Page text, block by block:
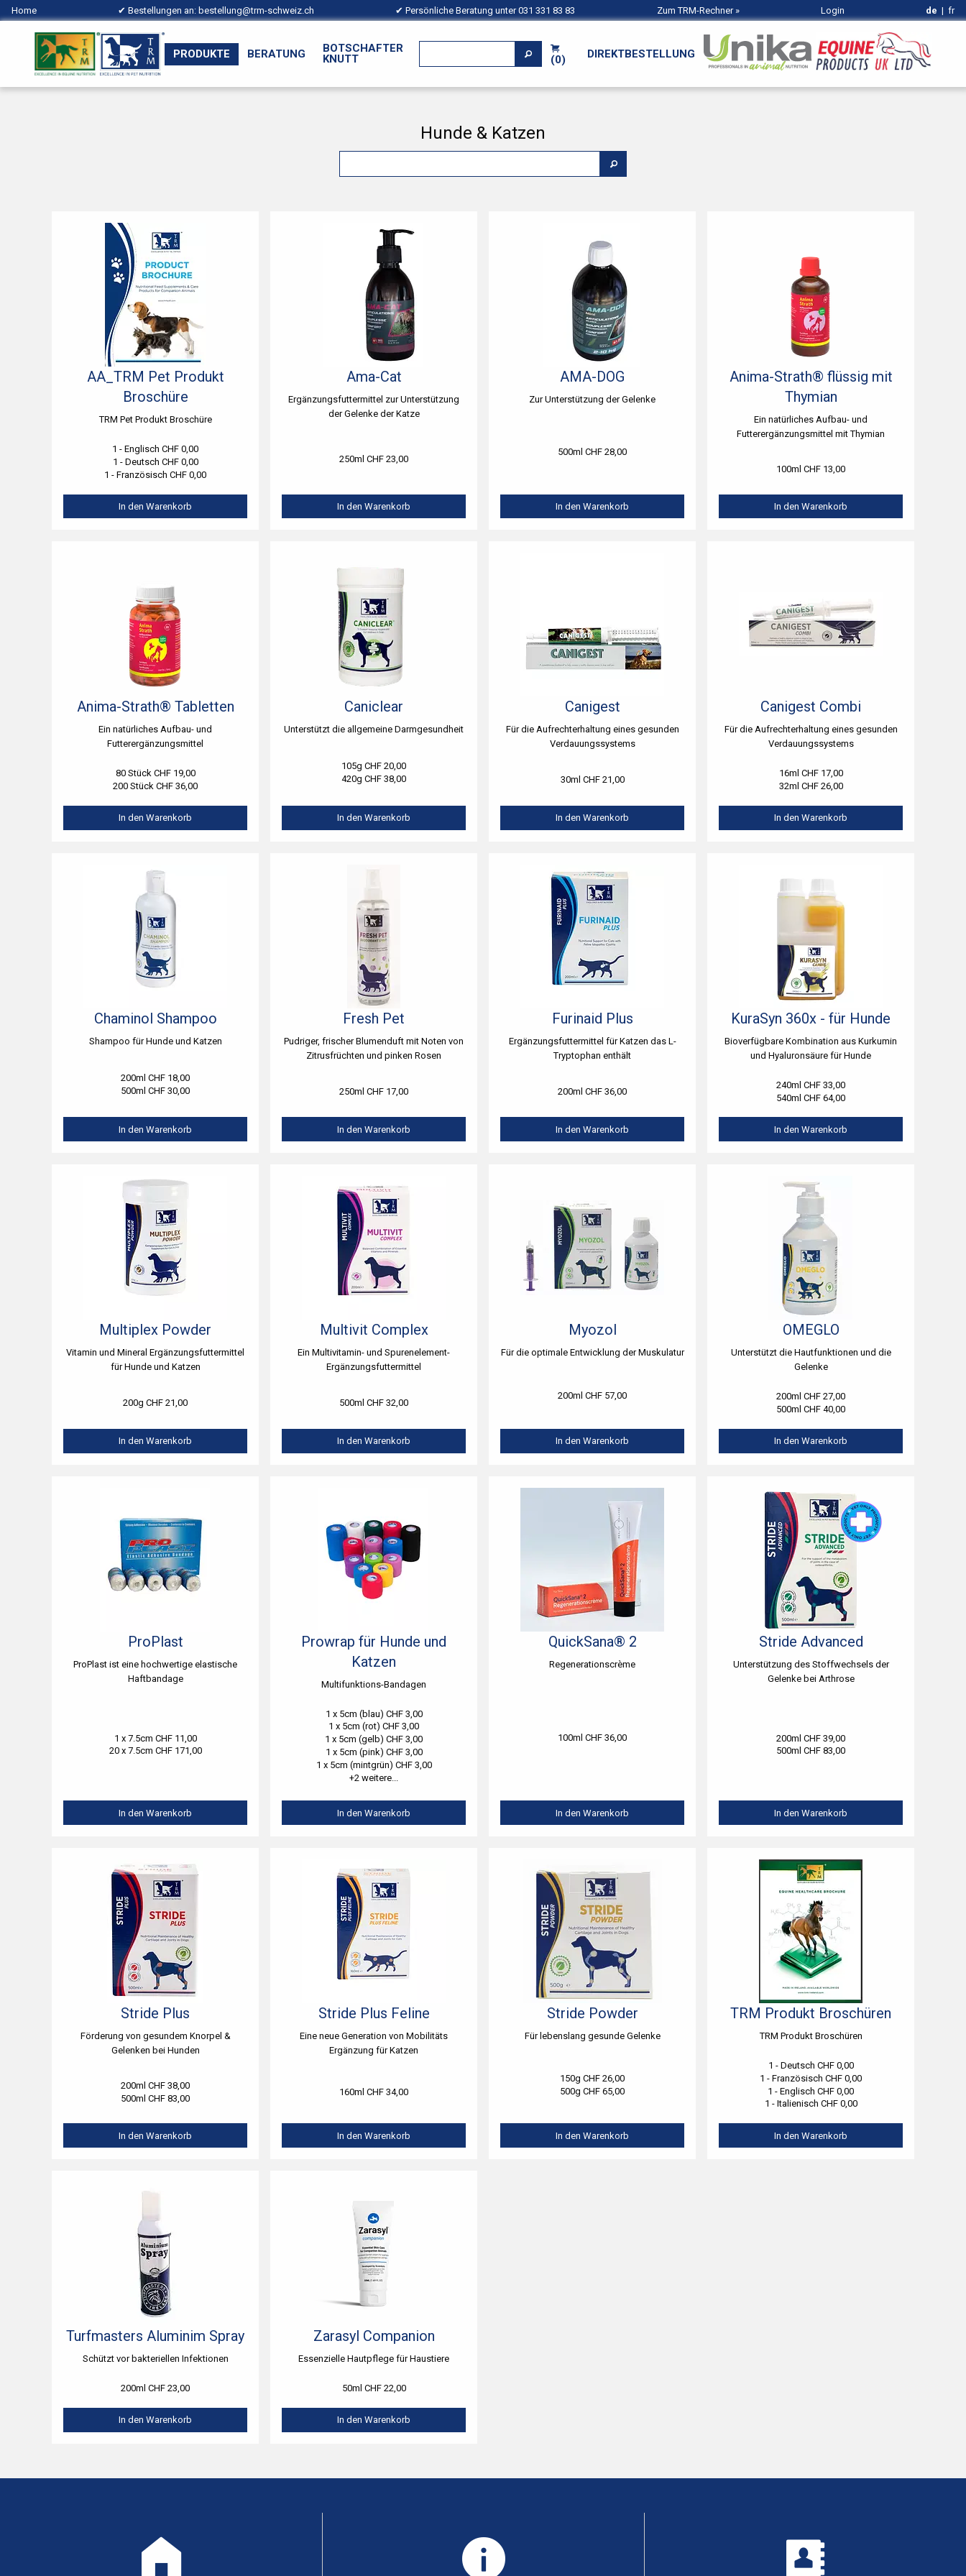
Home ✔ Bestellungen an: bestellung@trm-schweiz.ch ✔ Persönliche Beratung unter031 331 83 83 Zum TRM-Rechner» Login de | fr
PRODUKTE BERATUNG
BOTSCHAFTER
KNUTT
(0) DIREKTBESTELLUNG
Hunde & Katzen
AA_TRM Pet Produkt
Broschüre
TRM Pet Produkt Broschüre
1 - Englisch CHF 0,00
1 - Deutsch CHF 0,00
1 - Französisch CHF 0,00
In den Warenkorb
Ama-Cat
Ergänzungsfuttermittel zur Unterstützung
der Gelenke der Katze
250ml CHF 23,00
In den Warenkorb
AMA-DOG
Zur Unterstützung der Gelenke
500ml CHF 28,00
In den Warenkorb
Anima-Strath® flüssig mit
Thymian
Ein natürliches Aufbau- und
Futterergänzungsmittel mit Thymian
100ml CHF 13,00
In den Warenkorb
Anima-Strath® Tabletten
Ein natürliches Aufbau- und
Futterergänzungsmittel
80 Stück CHF 19,00
200 Stück CHF 36,00
In den Warenkorb
Caniclear
Unterstützt die allgemeine Darmgesundheit
105g CHF 20,00
420g CHF 38,00
In den Warenkorb
Canigest
Für die Aufrechterhaltung eines gesunden
Verdauungssystems
30ml CHF 21,00
In den Warenkorb
Canigest Combi
Für die Aufrechterhaltung eines gesunden
Verdauungssystems
16ml CHF 17,00
32ml CHF 26,00
In den Warenkorb
Chaminol Shampoo
Shampoo für Hunde und Katzen
200ml CHF 18,00
500ml CHF 30,00
In den Warenkorb
Fresh Pet
Pudriger, frischer Blumenduft mit Noten von
Zitrusfrüchten und pinken Rosen
250ml CHF 17,00
In den Warenkorb
Furinaid Plus
Ergänzungsfuttermittel für Katzen das L-
Tryptophan enthält
200ml CHF 36,00
In den Warenkorb
KuraSyn 360x - für Hunde
Bioverfügbare Kombination aus Kurkumin
und Hyaluronsäure für Hunde
240ml CHF 33,00
540ml CHF 64,00
In den Warenkorb
Multiplex Powder
Vitamin und Mineral Ergänzungsfuttermittel
für Hunde und Katzen
200g CHF 21,00
In den Warenkorb
Multivit Complex
Ein Multivitamin- und Spurenelement-
Ergänzungsfuttermittel
500ml CHF 32,00
In den Warenkorb
Myozol
Für die optimale Entwicklung der Muskulatur
200ml CHF 57,00
In den Warenkorb
OMEGLO
Unterstützt die Hautfunktionen und die
Gelenke
200ml CHF 27,00
500ml CHF 40,00
In den Warenkorb
ProPlast
ProPlast ist eine hochwertige elastische
Haftbandage
1 x 7.5cm CHF 11,00
20 x 7.5cm CHF 171,00
In den Warenkorb
Prowrap für Hunde und
Katzen
Multifunktions-Bandagen
1 x 5cm (blau) CHF 3,00
1 x 5cm (rot) CHF 3,00
1 x 5cm (gelb) CHF 3,00
1 x 5cm (pink) CHF 3,00
1 x 5cm (mintgrün) CHF 3,00
+2 weitere...
In den Warenkorb
QuickSana® 2
Regenerationscrème
100ml CHF 36,00
In den Warenkorb
Stride Advanced
Unterstützung des Stoffwechsels der
Gelenke bei Arthrose
200ml CHF 39,00
500ml CHF 83,00
In den Warenkorb
Stride Plus
Förderung von gesundem Knorpel &
Gelenken bei Hunden
200ml CHF 38,00
500ml CHF 83,00
In den Warenkorb
Stride Plus Feline
Eine neue Generation von Mobilitäts
Ergänzung für Katzen
160ml CHF 34,00
In den Warenkorb
Stride Powder
Für lebenslang gesunde Gelenke
150g CHF 26,00
500g CHF 65,00
In den Warenkorb
TRM Produkt Broschüren
TRM Produkt Broschüren
1 - Deutsch CHF 0,00
1 - Französisch CHF 0,00
1 - Englisch CHF 0,00
1 - Italienisch CHF 0,00
In den Warenkorb
Turfmasters Aluminim Spray
Schützt vor bakteriellen Infektionen
200ml CHF 23,00
In den Warenkorb
Zarasyl Companion
Essenzielle Hautpflege für Haustiere
50ml CHF 22,00
In den Warenkorb